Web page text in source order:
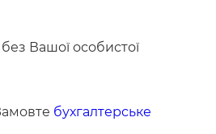
Вашої особистої
бухгалтерське